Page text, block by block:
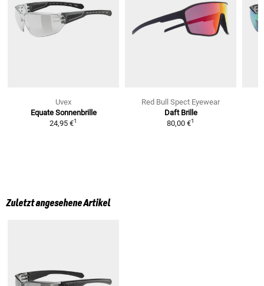
Uvex
Equate Sonnenbrille
24,95 €1
Red Bull Spect Eyewear
Daft Brille
80,00 €1
Zuletzt angesehene Artikel